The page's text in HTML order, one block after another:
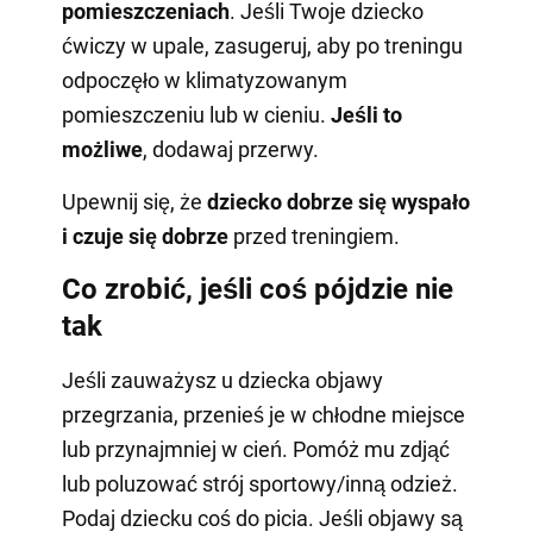
pomieszczeniach. Jeśli Twoje dziecko
ćwiczy w upale, zasugeruj, aby po treningu
odpoczęło w klimatyzowanym
pomieszczeniu lub w cieniu. Jeśli to
możliwe, dodawaj przerwy.
Upewnij się, że dziecko dobrze się wyspało
i czuje się dobrzeprzed treningiem.
Co zrobić, jeśli coś pójdzie nie
tak
Jeśli zauważysz u dziecka objawy
przegrzania, przenieś je w chłodne miejsce
lub przynajmniej w cień. Pomóż mu zdjąć
lub poluzować strój sportowy/inną odzież.
Podaj dziecku coś do picia. Jeśli objawy są